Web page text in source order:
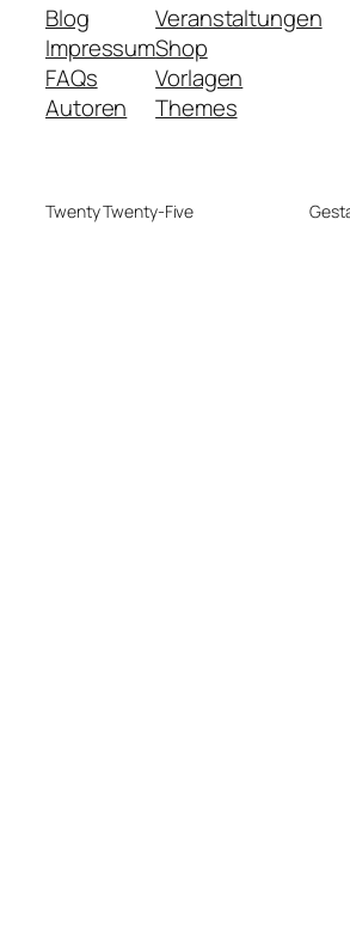
Blog
Impressum
FAQs
Autoren
Veranstaltungen
Shop
Vorlagen
Themes
Twenty Twenty-Five